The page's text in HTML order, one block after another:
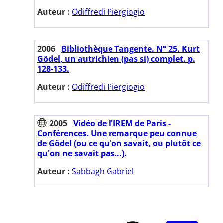
Auteur : Odiffredi Piergiogio
2006 Bibliothèque Tangente. N° 25. Kurt
Gödel, un autrichien (pas si) complet. p.
128-133.
Auteur : Odiffredi Piergiogio
2005 Vidéo de l'IREM de Paris -
Conférences. Une remarque peu connue
de Gödel (ou ce qu'on savait, ou plutôt ce
qu'on ne savait pas...).
Auteur : Sabbagh Gabriel